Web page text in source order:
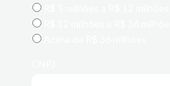
R$ 5 milhões a R$ 12 milhões
R$ 12 milhões a R$ 36 milhões
Acima de R$ 36 milhões